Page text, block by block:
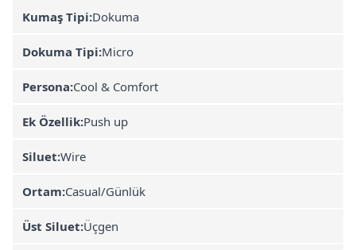
Kumaş Tipi:Dokuma
Dokuma Tipi:Micro
Persona:Cool & Comfort
Ek Özellik:Push up
Siluet:Wire
Ortam:Casual/Günlük
Üst Siluet:Üçgen